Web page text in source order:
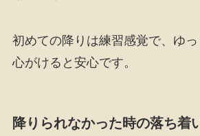
初めての降りは練習感覚で、ゆ
心がけると安心です。
降りられなかった時の落ち着